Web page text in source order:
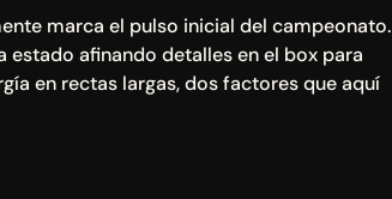
marca el pulso inicial del campeonato.
estado afinando detalles en el box para
en rectas largas, dos factores que aquí